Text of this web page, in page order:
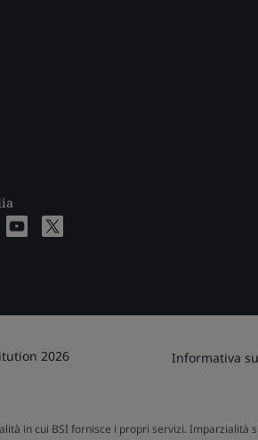
2026 Informativa
in cui BSI fornisce i propri servizi.